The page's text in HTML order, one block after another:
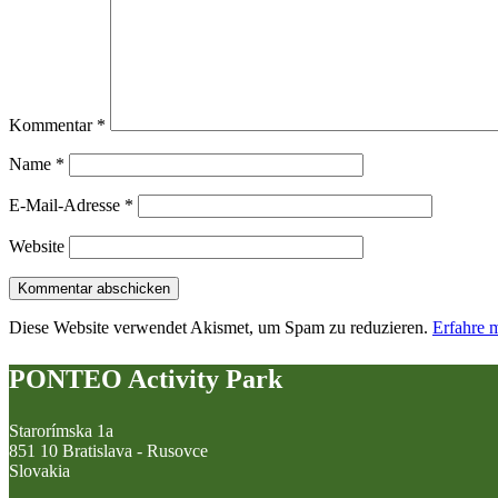
Kommentar *
Name *
E-Mail-Adresse *
Website
Diese Website verwendet Akismet, um Spam zu reduzieren. Erfahre
PONTEO Activity Park
Starorímska 1a
851 10 Bratislava - Rusovce
Slovakia